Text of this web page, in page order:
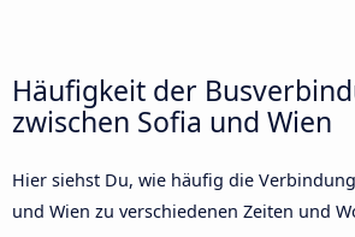
Häufigkeit der
zwischen Sofia und Wien
Hier siehst Du, wie häufig die
und Wien zu verschiedenen Zeiten und